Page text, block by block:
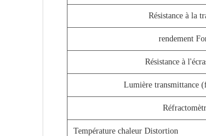
Résistance à la
rendement
Résistance à
Lumière transmittance
Température chaleur Distortion